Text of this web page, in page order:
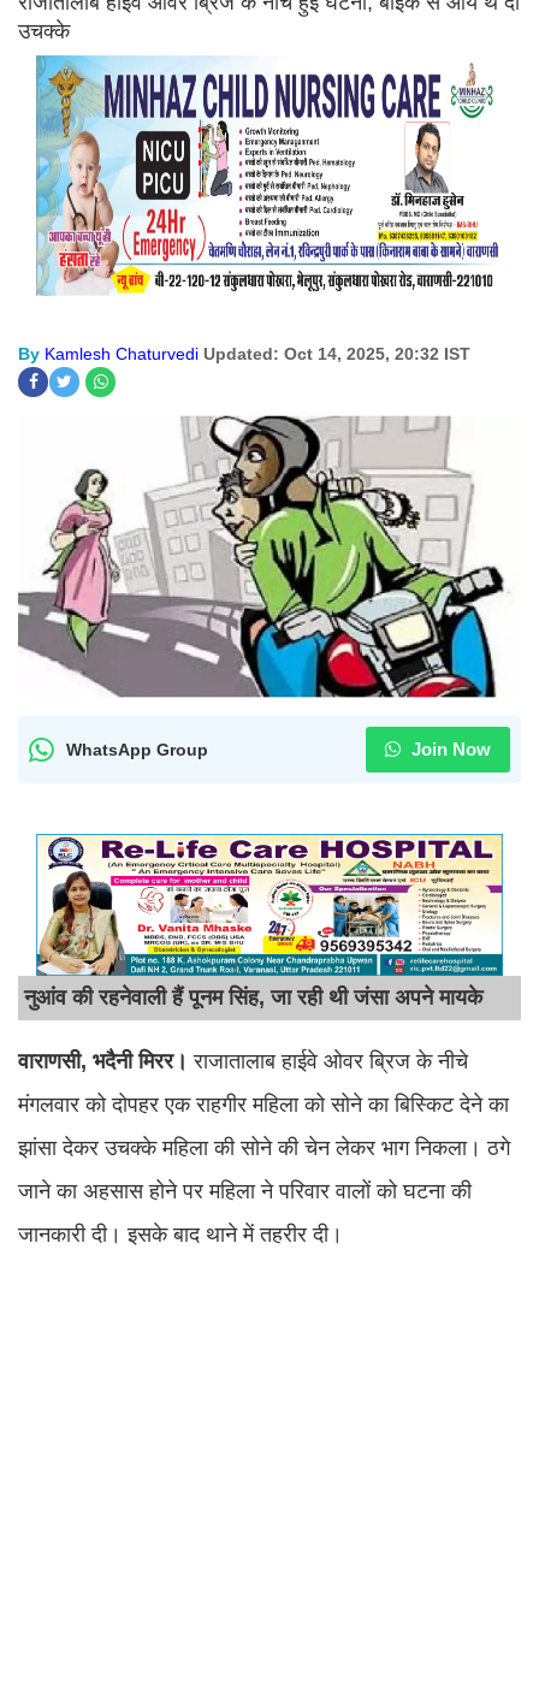
उचक्के
By Kamlesh Chaturvedi Updated: Oct 14, 2025, 20:32 IST
WhatsApp Group Join Now
नुआंव की रहनेवाली हैं पूनम सिंह, जा रही थी जंसा अपने मायके
वाराणसी, भदैनी मिरर। राजातालाब हाईवे ओवर ब्रिज के नीचे
मंगलवार को दोपहर एक राहगीर महिला को सोने का बिस्किट देने का
झांसा देकर उचक्के महिला की सोने की चेन लेकर भाग निकला। ठगे
जाने का अहसास होने पर महिला ने परिवार वालों को घटना की
जानकारी दी। इसके बाद थाने में तहरीर दी।